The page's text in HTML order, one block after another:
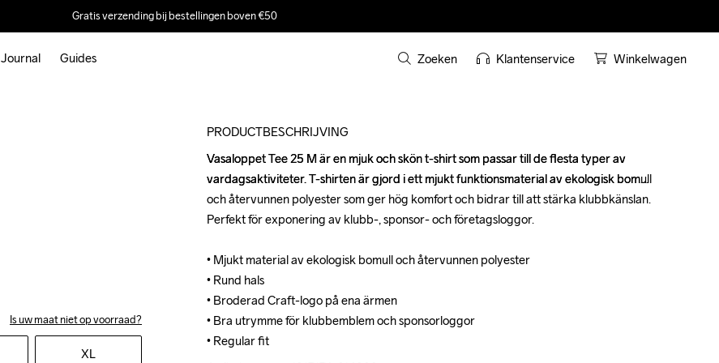
Gratis verzending bij bestellingen boven €50
Journal Guides Zoeken Klantenservice Winkelwagen
Is uw maat niet op voorraad?
XL
PRODUCTBESCHRIJVING
Vasaloppet Tee 25 M är en mjuk och skön t-shirt som passar till de flesta typer av
vardagsaktiviteter. T-shirten är gjord i ett mjukt funktionsmaterial av ekologisk bomull
och återvunnen polyester som ger hög komfort och bidrar till att stärka klubbkänslan.
Perfekt för exponering av klubb-, sponsor- och företagsloggor.
• Mjukt material av ekologisk bomull och återvunnen polyester
• Rund hals
• Broderad Craft-logo på ena ärmen
• Bra utrymme för klubbemblem och sponsorloggor
• Regular fit
Vasaloppet Tee 25 M är en mjuk och skön t-shirt som passar till de flesta typer av
vardagsaktiviteter. T-shirten är gjord i ett mjukt funktionsmaterial av ekologisk bomull
och återvunnen polyester som ger hög komfort och bidrar till att stärka klubbkänslan.
Perfekt för exponering av klubb-, sponsor- och företagsloggor.
• Mjukt material av ekologisk bomull och återvunnen polyester
• Rund hals
• Broderad Craft-logo på ena ärmen
• Bra utrymme för klubbemblem och sponsorloggor
• Regular fit